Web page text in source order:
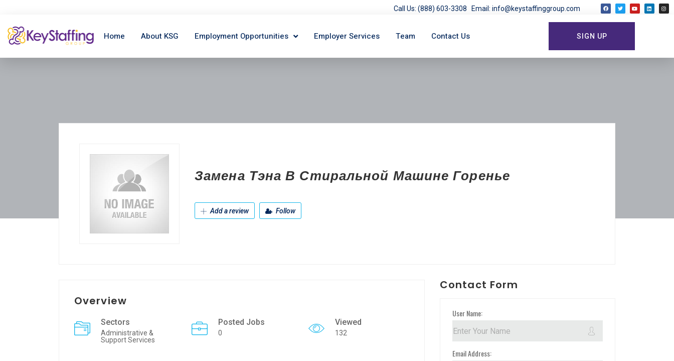
Call Us: (888) 603-3308 Email: info@keystaffinggroup.com
Home About KSG Employment Opportunities Employer Services Team Contact Us SIGN UP
Замена Тэна В Стиральной Машине Горенье
Add a review Follow
Overview
Sectors
Administrative &
Support Services
Posted Jobs
0
Viewed
132
Contact Form
User Name:
Email Address: